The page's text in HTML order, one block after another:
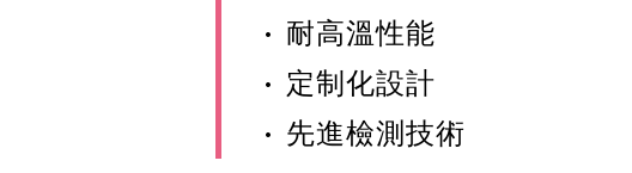
• 耐高溫性能
• 定制化設計
• 先進檢測技術